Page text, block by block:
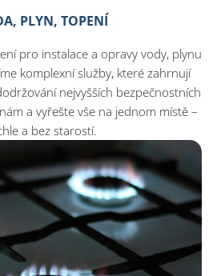
PLYN, TOPENÍ
pro instalace a opravy vody, plynu
komplexní služby, které zahrnují
nejvyšších bezpečnostních
a vyřešte vše na jednom místě –
a bez starostí.